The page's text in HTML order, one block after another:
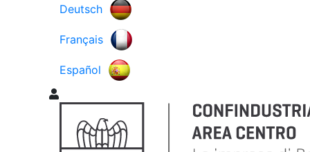
Deutsch
Français
Español